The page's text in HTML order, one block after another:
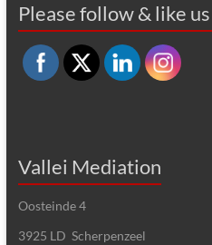
Please follow & like us
Vallei Mediation
Oosteinde 4
3925 LD Scherpenzeel